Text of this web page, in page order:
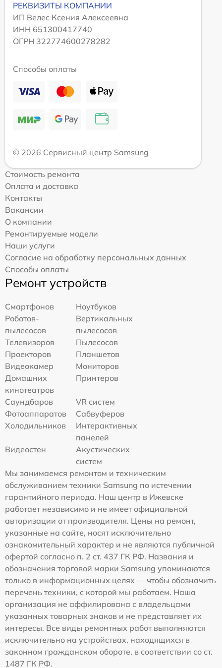
РЕКВИЗИТЫ КОМПАНИИ
ИП Велес Ксения Алексеевна
ИНН 651300417740
ОГРН 322774600278282
Способы оплаты
© 2026 Сервисный центр Samsung
Стоимость ремонта
Оплата и доставка
Контакты
Вакансии
О компании
Ремонтируемые модели
Наши услуги
Согласие на обработку персональных данных
Способы оплаты
Ремонт устройств
Смартфонов
Ноутбуков
Роботов-
пылесосов
Вертикальных
пылесосов
Телевизоров
Пылесосов
Проекторов
Планшетов
Видеокамер
Мониторов
Домашних
кинотеатров
Принтеров
Саундбаров
VR систем
Фотоаппаратов
Сабвуферов
Холодильников
Интерактивных
панелей
Видеостен
Акустических
систем
Мы занимаемся ремонтом и техническим
обслуживанием техники Samsung по истечении
гарантийного периода. Наш центр в Ижевске
работает независимо и не имеет официальной
авторизации от производителя. Цены на ремонт,
указанные на сайте, носят исключительно
ознакомительный характер и не являются публичной
офертой согласно п. 2 ст. 437 ГК РФ. Названия и
обозначения торговой марки Samsung упоминаются
только в информационных целях — чтобы обозначить
перечень техники, с которой мы работаем. Наша
организация не аффилирована с владельцами
указанных товарных знаков и не представляет их
интересы. Все виды ремонтных работ выполняются
исключительно на устройствах, находящихся в
законном гражданском обороте, в соответствии со ст.
1487 ГК РФ.